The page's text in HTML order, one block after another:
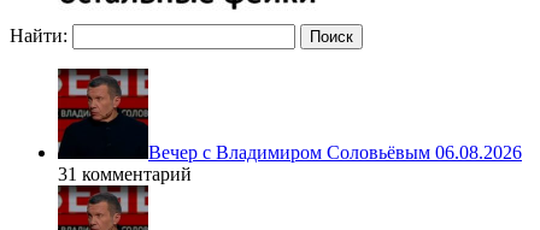
Найти:
Вечер с Владимиром Соловьёвым 06.08.2026
31 комментарий